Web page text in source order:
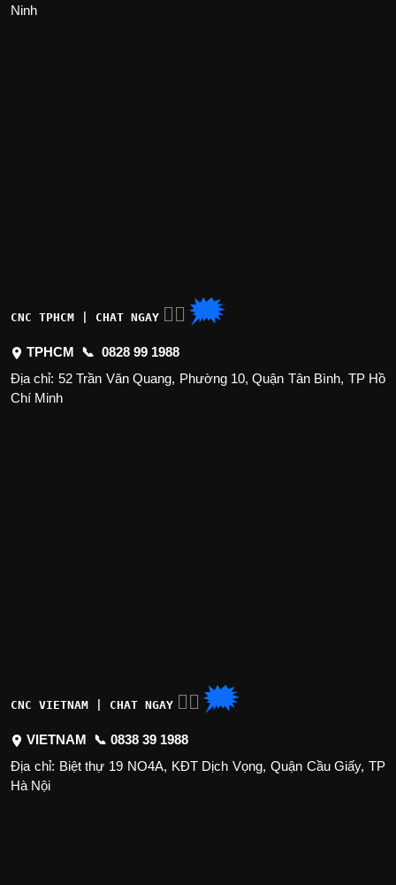
Ninh
CNC TPHCM | CHAT NGAY 👉🏽 🗯
TPHCM 📞 0828 99 1988
Địa chỉ: 52 Trần Văn Quang, Phường 10, Quận Tân Bình, TP Hồ
Chí Minh
CNC VIETNAM | CHAT NGAY 👉🏽 🗯
VIETNAM 📞 0838 39 1988
Địa chỉ: Biệt thự 19 NO4A, KĐT Dịch Vọng, Quận Cầu Giấy, TP
Hà Nội